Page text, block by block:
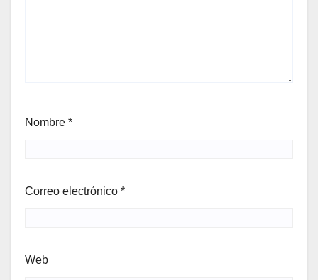
Nombre *
Correo electrónico *
Web